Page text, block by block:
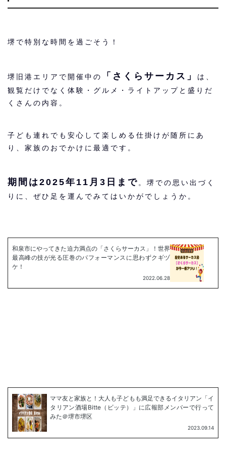
堺で特別な時間を過ごそう！
堺旧港エリアで開催中の 「さくらサーカス」
は、
観覧だけでなく体験・グルメ・ライトアップと盛りだ
くさんの内容。
子ども連れでも安心して楽しめる仕掛けが随所にあ
り、家族のおでかけに最適です。
期間は2025年11月3日まで 。堺での思い出づく
りに、ぜひ足を運んでみてはいかがでしょうか。